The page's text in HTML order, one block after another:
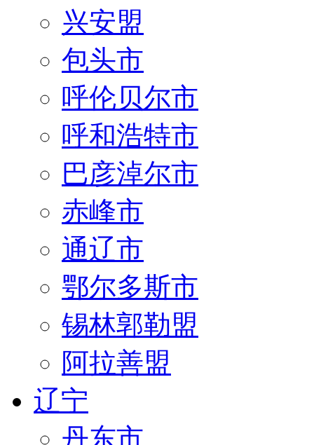
兴安盟
包头市
呼伦贝尔市
呼和浩特市
巴彦淖尔市
赤峰市
通辽市
鄂尔多斯市
锡林郭勒盟
阿拉善盟
辽宁
丹东市